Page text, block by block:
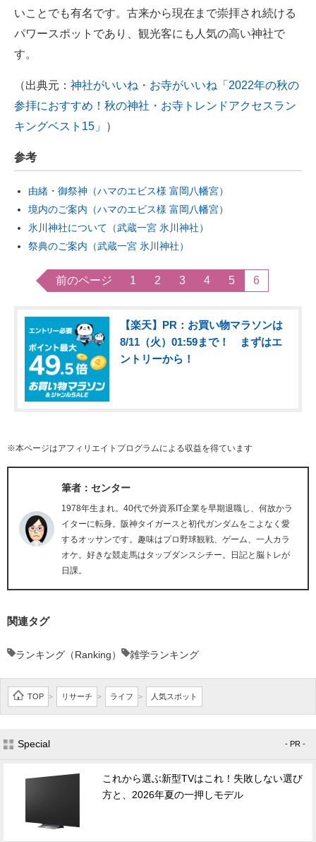
いことでも有名です。古来から現在まで崇拝され続ける
パワースポットであり、観光客にも人気の高い神社で
す。
（出典元： 神社がいいね・お寺がいいね「2022年の秋の
参拝におすすめ！秋の神社・お寺トレンドアクセスラン
キングベスト15」
）
参考
由緒・御祭神（ハマのエビス様 富岡八幡宮）
境内のご案内（ハマのエビス様 富岡八幡宮）
氷川神社について（武蔵一宮 氷川神社）
祭典のご案内（武蔵一宮 氷川神社）
前のページ 1 2 3 4 5 6
【楽天】PR：お買い物マラソンは
8/11（火）01:59まで！ まずはエ
ントリーから！
※本ページはアフィリエイトプログラムによる収益を得ています
筆者：センター
1978年生まれ。40代で外資系IT企業を早期退職し、何故かラ
イターに転身。阪神タイガースと初代ガンダムをこよなく愛
するオッサンです。趣味はプロ野球観戦、ゲーム、一人カラ
オケ。好きな競走馬はタップダンスシチー。日記と脳トレが
日課。
関連タグ
ランキング（Ranking） 雑学ランキング
TOP > リサーチ > ライフ > 人気スポット
Special - PR -
これから選ぶ新型TVはこれ！失敗しない選び
方と、2026年夏の一押しモデル